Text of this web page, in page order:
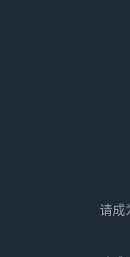
请成